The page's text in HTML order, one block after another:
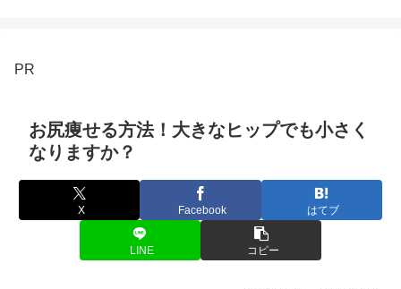
PR
お尻痩せる方法！大きなヒップでも小さく
なりますか？
X Facebook はてブ
LINE コピー